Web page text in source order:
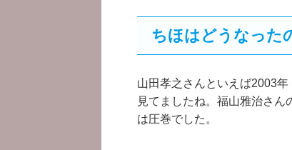
ちほはどうなった
山田孝之さんといえば2003
見てましたね。福山雅治さ
は圧巻でした。